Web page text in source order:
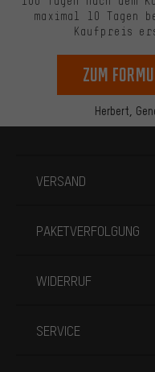
Herbert,
maximal 10 Tagen
Kaufpreis
zum
VERSAND
PAKETVERFOLGUNG
WIDERRUF
SERVICE